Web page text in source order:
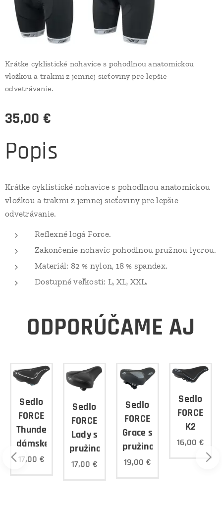
Krátke cyklistické nohavice s pohodlnou anatomickou
vložkou a trakmi z jemnej sieťoviny pre lepšie
odvetrávanie.
35,00 €
Popis
Krátke cyklistické nohavice s pohodlnou anatomickou
vložkou a trakmi z jemnej sieťoviny pre lepšie
odvetrávanie.
Reflexné logá Force.
Zakončenie nohavíc pohodlnou pružnou lycrou.
Materiál: 82 % nylon, 18 % spandex.
Dostupné veľkosti: L, XL, XXL.
ODPORÚČAME AJ
Sedlo
FORCE
Thunder
dámske
17,00 €
Sedlo
FORCE
Lady s
pružinou
17,00 €
Sedlo
FORCE
Grace s
pružinou
19,00 €
Sedlo
FORCE
K2
16,00 €